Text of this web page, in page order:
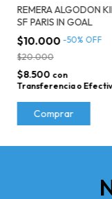
REMERA ALGODON
SF PARIS IN GOAL
$10.000 -50% OFF
$20.000
$8.500 con
Transferencia o
Comprar